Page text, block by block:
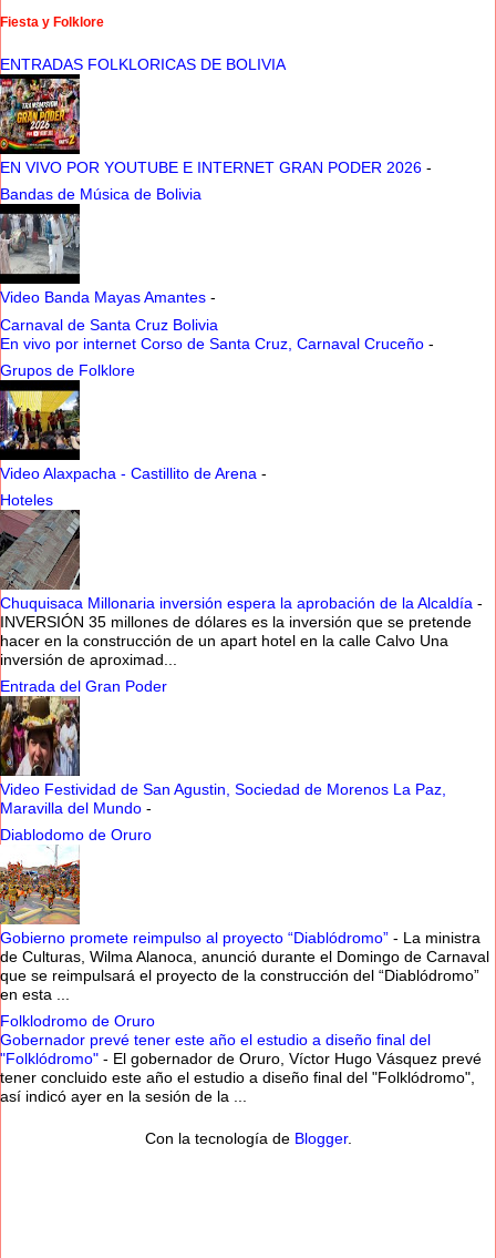
Fiesta y Folklore
ENTRADAS FOLKLORICAS DE BOLIVIA
EN VIVO POR YOUTUBE E INTERNET GRAN PODER 2026 -
Bandas de Música de Bolivia
Video Banda Mayas Amantes -
Carnaval de Santa Cruz Bolivia
En vivo por internet Corso de Santa Cruz, Carnaval Cruceño -
Grupos de Folklore
Video Alaxpacha - Castillito de Arena -
Hoteles
Chuquisaca Millonaria inversión espera la aprobación de la Alcaldía -
INVERSIÓN 35 millones de dólares es la inversión que se pretende
hacer en la construcción de un apart hotel en la calle Calvo Una
inversión de aproximad...
Entrada del Gran Poder
Video Festividad de San Agustin, Sociedad de Morenos La Paz,
Maravilla del Mundo -
Diablodomo de Oruro
Gobierno promete reimpulso al proyecto “Diablódromo” - La ministra
de Culturas, Wilma Alanoca, anunció durante el Domingo de Carnaval
que se reimpulsará el proyecto de la construcción del “Diablódromo”
en esta ...
Folklodromo de Oruro
Gobernador prevé tener este año el estudio a diseño final del
"Folklódromo" - El gobernador de Oruro, Víctor Hugo Vásquez prevé
tener concluido este año el estudio a diseño final del "Folklódromo",
así indicó ayer en la sesión de la ...
Con la tecnología de Blogger.